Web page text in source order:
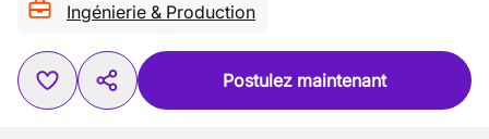
Ingénierie & Production
Postulez maintenant